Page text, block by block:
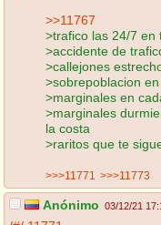
>>11767
>trafico las 24/7 en
>accidente de
>callejones
>sobrepoblacion
>marginales en
>marginales
la costa
>raritos que te
>>>11771 >>>11773
Anónimo 03/12/21